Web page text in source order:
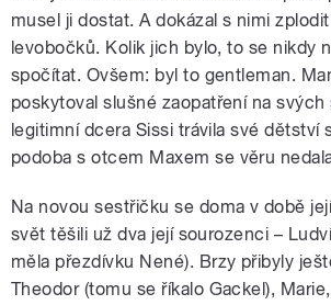
musel ji dostat. A dokázal s nimi
levobočků. Kolik jich bylo, to se nikdy
spočítat. Ovšem: byl to gentleman.
poskytoval slušné zaopatření na
legitimní dcera Sissi trávila své dětství
podoba s otcem Maxem se věru
Na novou sestřičku se doma v době
svět těšili už dva její sourozenci –
měla přezdívku Nené). Brzy přibyly
Theodor (tomu se říkalo Gackel),